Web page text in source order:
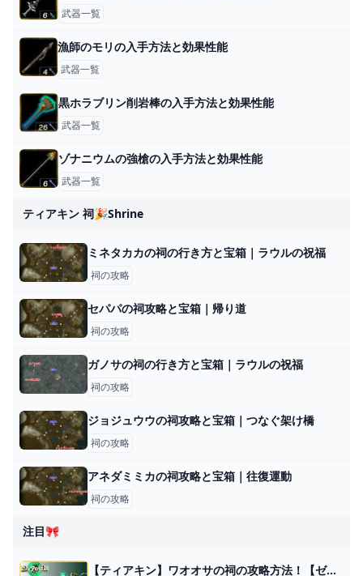
武器一覧
漁師のモリの入手方法と効果性能
武器一覧
黒ホラブリン削岩棒の入手方法と効果性能
武器一覧
ゾナニウムの強槍の入手方法と効果性能
武器一覧
ティアキン 祠🎉shrine
ミネタカカの祠の行き方と宝箱｜ラウルの祝福
祠の攻略
セパパの祠攻略と宝箱｜帰り道
祠の攻略
ガノサの祠の行き方と宝箱｜ラウルの祝福
祠の攻略
ジョジュウウの祠攻略と宝箱｜つなぐ架け橋
祠の攻略
アネダミミカの祠攻略と宝箱｜往復運動
祠の攻略
注目🎀
【ティアキン】ワオオサの祠の攻略方法！【ゼルダの伝説TotK】